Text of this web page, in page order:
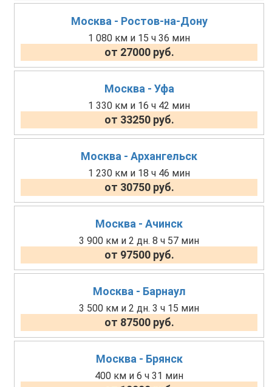
Москва - Ростов-на-Дону
1 080 км и 15 ч 36 мин
от 27000 руб.
Москва - Уфа
1 330 км и 16 ч 42 мин
от 33250 руб.
Москва - Архангельск
1 230 км и 18 ч 46 мин
от 30750 руб.
Москва - Ачинск
3 900 км и 2 дн. 8 ч 57 мин
от 97500 руб.
Москва - Барнаул
3 500 км и 2 дн. 3 ч 15 мин
от 87500 руб.
Москва - Брянск
400 км и 6 ч 31 мин